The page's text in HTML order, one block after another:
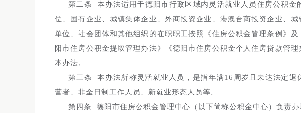
第二条 本办法适用于德阳市行政区域内灵活就业人员住房公积金
位、国有企业、城镇集体企业、外商投资企业、港澳台商投资企业、
单位、社会团体和其他组织的在职职工按照《住房公积金管理条例》
阳市住房公积金提取管理办法》《德阳市住房公积金个人住房贷款管
本办法。
第三条 本办法所称灵活就业人员，是指年满16周岁且未达法定退
营者、非全日制工作人员、新就业形态人员等。
第四条 德阳市住房公积金管理中心（以下简称公积金中心）负责